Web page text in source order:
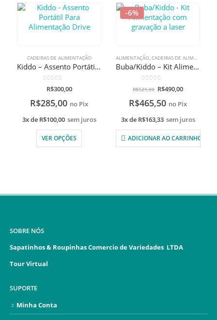
CADEIRAS DE ALIMENTAÇÃO
Kiddo – Assento Portátil Para Alimentação Drive
de 5
R$300,00
R$285,00 no Pix
3x de R$100,00 sem juros
VER OPÇÕES
-6%
ALIMENTAÇÃO, CADEIRAS DE ALIMENTAÇÃO
Buba/Kiddo – Kit Alimentação com gravação a laser
de 5
R$521,00 R$490,00
R$465,50 no Pix
3x de R$163,33 sem juros
ADICIONAR AO CARRINHO
SOBRE NÓS
Sapatinhos & Roupinhas Comercio de Variedades LTDA
Tour Virtual
SUPORTE
Minha Conta